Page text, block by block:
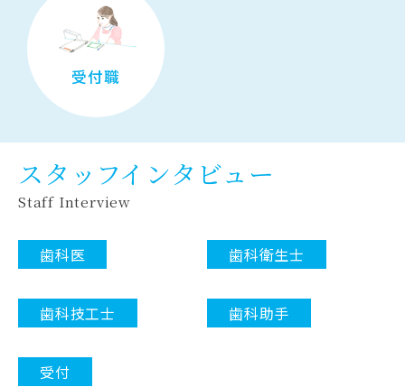
受付職
スタッフインタビュー
Staff Interview
歯科医 歯科衛生士
歯科技工士 歯科助手
受付